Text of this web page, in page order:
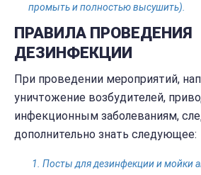
промыть и полностью высушить).
ПРАВИЛА ПРОВЕДЕНИЯ
ДЕЗИНФЕКЦИИ
При проведении мероприятий,
уничтожение возбудителей,
инфекционным заболеваниям,
дополнительно знать следующее:
Посты для дезинфекции и мойки